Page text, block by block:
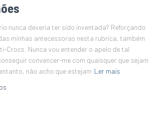
nunca deveria ter sido inventada? Reforçando
minhas antecessoras nesta rubrica, também
Crocs. Nunca vou entender o apelo de tal
convencer-me com quaisquer que sejam
não acho que estejam Ler mais